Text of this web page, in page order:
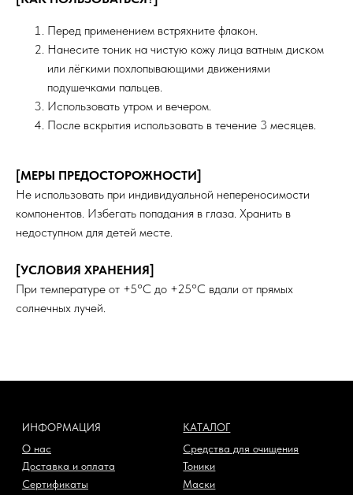
Перед применением встряхните флакон.
Нанесите тоник на чистую кожу лица ватным диском
или лёгкими похлопывающими движениями
подушечками пальцев.
Использовать утром и вечером.
После вскрытия использовать в течение 3 месяцев.
[МЕРЫ ПРЕДОСТОРОЖНОСТИ]
Не использовать при индивидуальной непереносимости
компонентов. Избегать попадания в глаза. Хранить в
недоступном для детей месте.
[УСЛОВИЯ ХРАНЕНИЯ]
При температуре от +5°С до +25°С вдали от прямых
солнечных лучей.
КОНТАКТЫ
ГДЕ КУПИТЬ ЕЩЕ?
+7 812 920-41-46
Wildberries
NOVABAR
ARNO COSMETICS ®
Все права защищены
Договор-оферта
чат поддержки в Телеграм